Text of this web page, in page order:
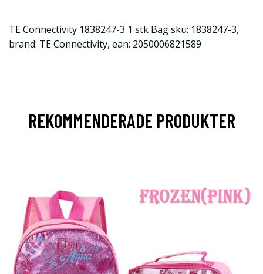
TE Connectivity 1838247-3 1 stk Bag sku: 1838247-3,
brand: TE Connectivity, ean: 2050006821589
REKOMMENDERADE PRODUKTER